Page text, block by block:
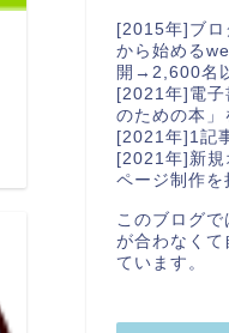
[2015年]ブロ
から始める
開→2,600名
[2021年]電子
のための本」
[2021年]1記
[2021年]新規
ページ制作を
このブログ
が合わなくて
ています。